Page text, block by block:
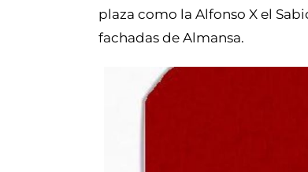
plaza como la Alfonso X el
fachadas de Almansa.